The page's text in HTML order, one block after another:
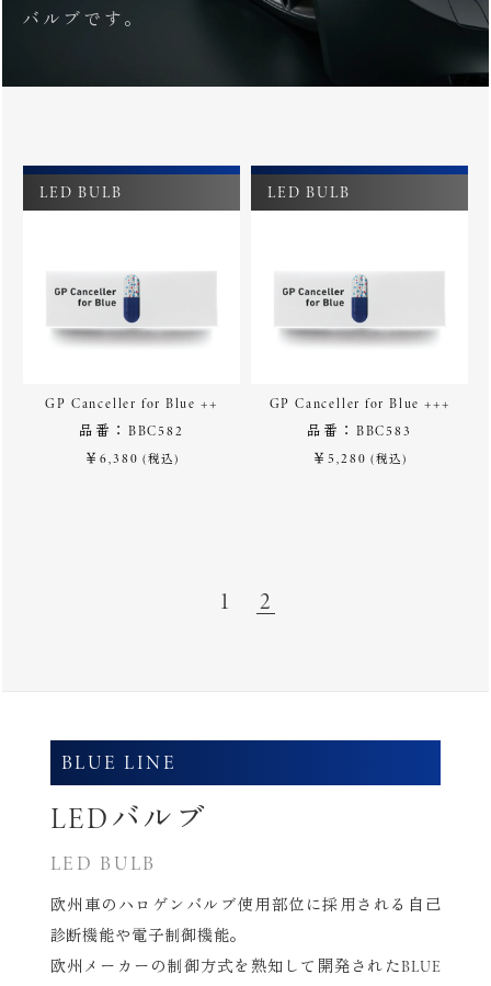
バルブです。
LED BULB
GP Canceller for Blue ++
品番：BBC582
￥6,380(税込)
LED BULB
GP Canceller for Blue +++
品番：BBC583
￥5,280(税込)
1 2
BLUE LINE
LEDバルブ
LED BULB
欧州車のハロゲンバルブ使用部位に採用される自己
診断機能や電子制御機能。
欧州メーカーの制御方式を熟知して開発されたBLUE